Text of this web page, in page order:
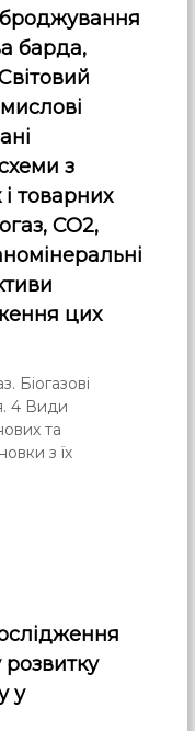
барда,
з
товарних
СО2,
цих
Біогазові
4 Види
та
з їх
у